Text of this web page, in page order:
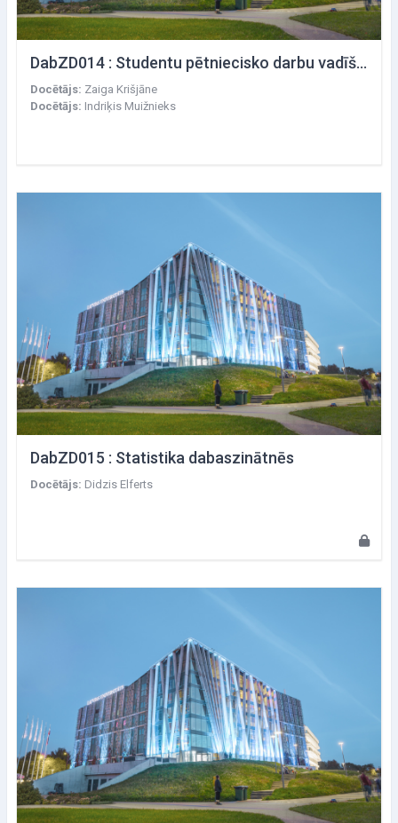
DabZD014 : Studentu pētniecisko darbu vadīšana un recenzēšana
Docētājs: Zaiga Krišjāne
Docētājs: Indriķis Muižnieks
DabZD015 : Statistika dabaszinātnēs
Docētājs: Didzis Elferts